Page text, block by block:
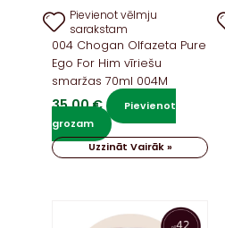
Pievienot vēlmju
sarakstam
004 Chogan Olfazeta Pure
Ego For Him vīriešu
smaržas 70ml 004M
35,00€
Pievienot
grozam
Uzzināt Vairāk »